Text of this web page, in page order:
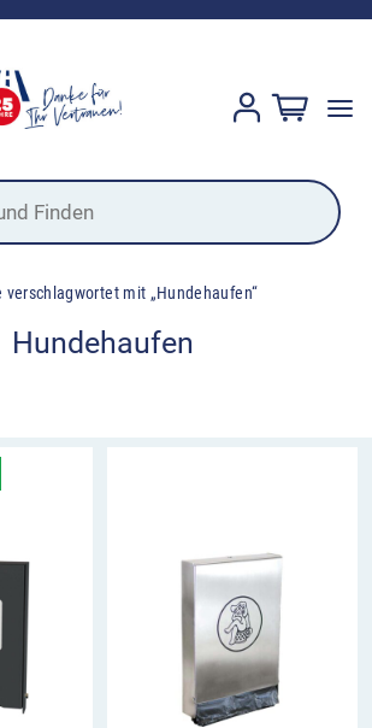
verschlagwortet mit „Hundehaufen“
Hundehaufen